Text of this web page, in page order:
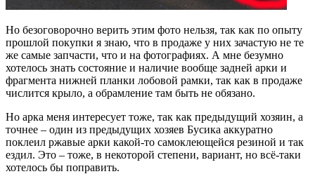
Но безоговорочно верить этим фото нельзя, так как по опыту
прошлой покупки я знаю, что в продаже у них зачастую не те
же самые запчасти, что и на фотографиях. А мне безумно
хотелось знать состояние и наличие вообще задней арки и
фрагмента нижней планки лобовой рамки, так как в продаже
числится крыло, а обрамление там быть не обязано.
Но арка меня интересует тоже, так как предыдущий хозяин, а
точнее – один из предыдущих хозяев Бусика аккуратно
поклеил ржавые арки какой-то самоклеющейся резиной и так
ездил. Это – тоже, в некоторой степени, вариант, но всё-таки
хотелось бы поправить.